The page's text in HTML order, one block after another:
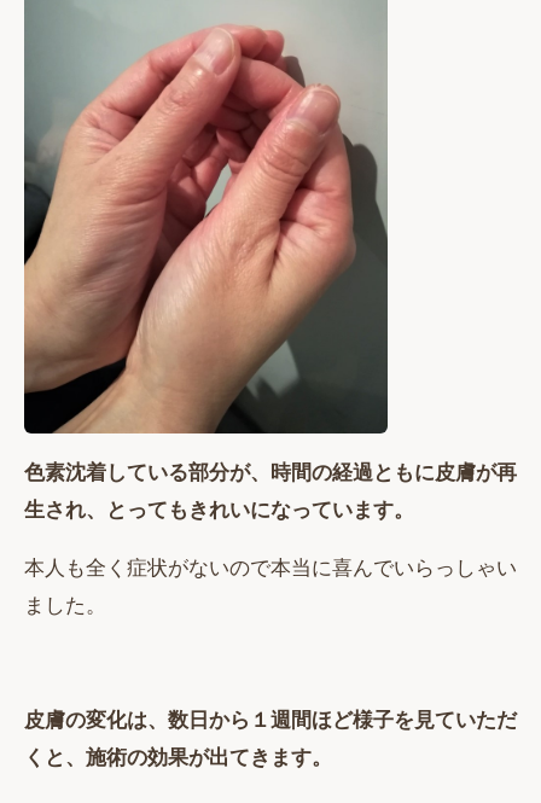
色素沈着している部分が、時間の経過ともに皮膚が再
生され、とってもきれいになっています。
本人も全く症状がないので本当に喜んでいらっしゃい
ました。
皮膚の変化は、数日から１週間ほど様子を見ていただ
くと、施術の効果が出てきます。